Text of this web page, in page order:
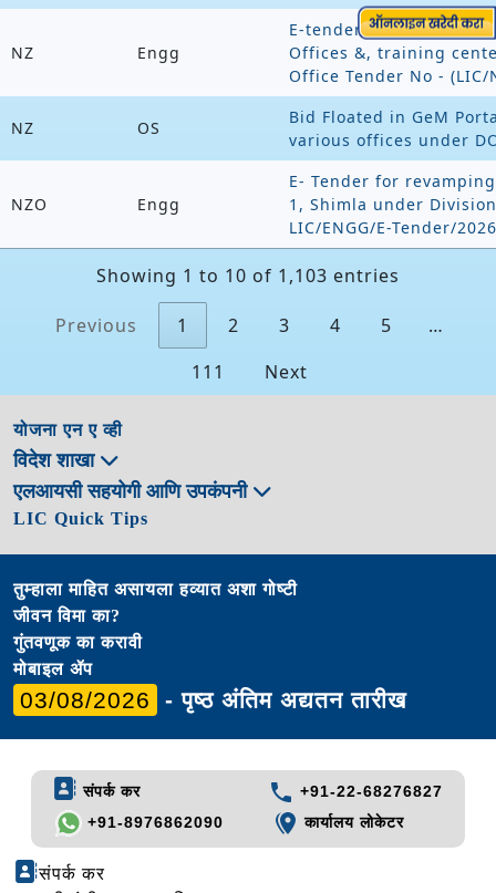
NZ Engg
E-tender for Electrical
Offices &, training
Office Tender No - (LIC/
NZ OS
Bid Floated in GeM
various offices under
NZO Engg
E- Tender for
1, Shimla under
LIC/ENGG/E-Tender/
Showing 1 to 10 of 1,103 entries
Previous 1 2 3 4 5
…
111
Next
योजना एन ए व्ही
विदेश शाखा
एलआयसी सहयोगी आणि उपकंपनी
LIC Quick Tips
तुम्हाला माहित असायला हव्यात अशा गोष्टी
जीवन विमा का?
गुंतवणूक का करावी
मोबाइल ॲप
03/08/2026 - पृष्ठ अंतिम अद्यतन तारीख
संपर्क कर
+91-22-68276827
+91-8976862090
कार्यालय लोकेटर
संपर्क कर